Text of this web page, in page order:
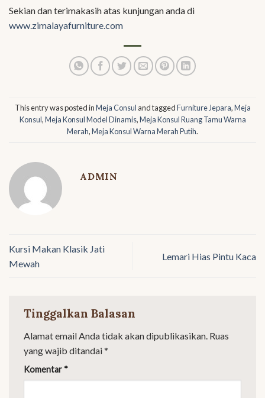
Sekian dan terimakasih atas kunjungan anda di
www.zimalayafurniture.com
This entry was posted inMeja Consul and taggedFurniture Jepara,Meja
Konsul,Meja Konsul Model Dinamis,Meja Konsul Ruang Tamu Warna
Merah,Meja Konsul Warna Merah Putih.
ADMIN
Kursi Makan Klasik Jati
Mewah
Lemari Hias Pintu Kaca
Tinggalkan Balasan
Alamat email Anda tidak akan dipublikasikan. Ruas
yang wajib ditandai*
Komentar *